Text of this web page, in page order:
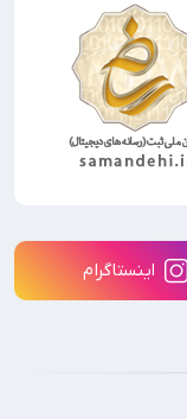
اینستاگرام